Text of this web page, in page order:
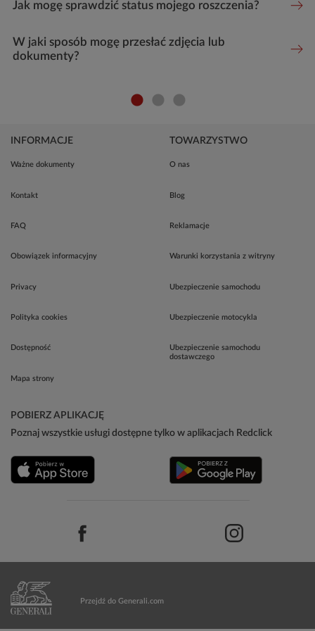
Jak mogę sprawdzić status mojego roszczenia?
W jaki sposób mogę przesłać zdjęcia lub
dokumenty?
INFORMACJE
Ważne dokumenty
Kontakt
FAQ
Obowiązek informacyjny
Privacy
Polityka cookies
Dostępność
Mapa strony
TOWARZYSTWO
O nas
Blog
Reklamacje
Warunki korzystania z witryny
Ubezpieczenie samochodu
Ubezpieczenie motocykla
Ubezpieczenie samochodu
dostawczego
POBIERZ APLIKACJĘ
Poznaj wszystkie usługi dostępne tylko w aplikacjach Redclick
Przejdź do Generali.com